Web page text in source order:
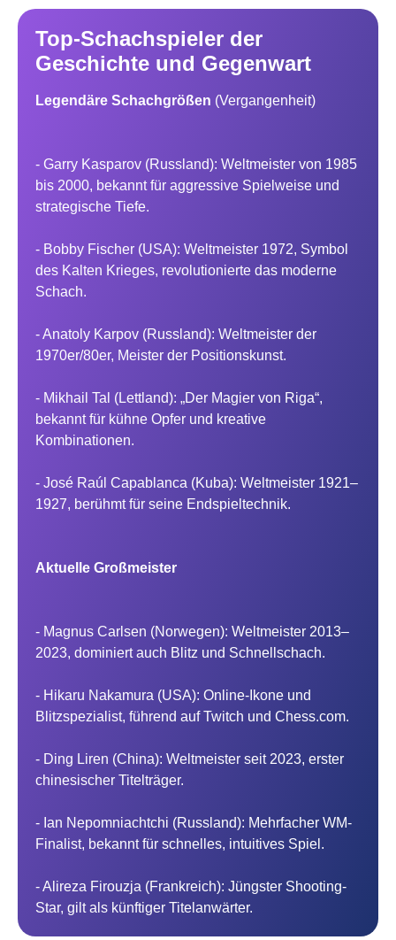
Top-Schachspieler der
Geschichte und Gegenwart
Legendäre Schachgrößen (Vergangenheit)
- Garry Kasparov (Russland): Weltmeister von 1985
bis 2000, bekannt für aggressive Spielweise und
strategische Tiefe.
- Bobby Fischer (USA): Weltmeister 1972, Symbol
des Kalten Krieges, revolutionierte das moderne
Schach.
- Anatoly Karpov (Russland): Weltmeister der
1970er/80er, Meister der Positionskunst.
- Mikhail Tal (Lettland): „Der Magier von Riga“,
bekannt für kühne Opfer und kreative
Kombinationen.
- José Raúl Capablanca (Kuba): Weltmeister 1921–
1927, berühmt für seine Endspieltechnik.
Aktuelle Großmeister
- Magnus Carlsen (Norwegen): Weltmeister 2013–
2023, dominiert auch Blitz und Schnellschach.
- Hikaru Nakamura (USA): Online-Ikone und
Blitzspezialist, führend auf Twitch und Chess.com.
- Ding Liren (China): Weltmeister seit 2023, erster
chinesischer Titelträger.
- Ian Nepomniachtchi (Russland): Mehrfacher WM-
Finalist, bekannt für schnelles, intuitives Spiel.
- Alireza Firouzja (Frankreich): Jüngster Shooting-
Star, gilt als künftiger Titelanwärter.